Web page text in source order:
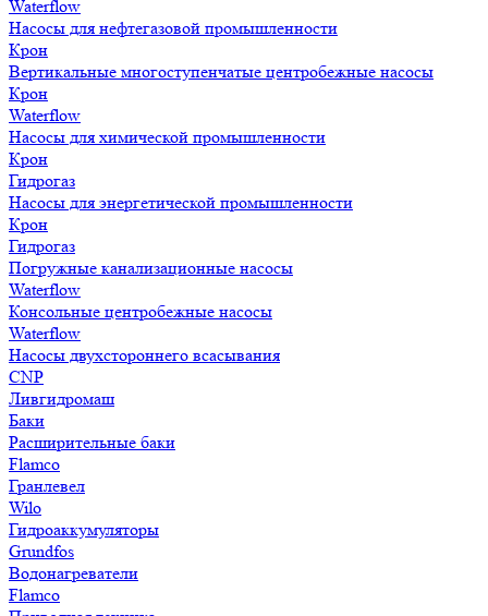
Waterflow
Насосы для нефтегазовой промышленности
Крон
Вертикальные многоступенчатые центробежные насосы
Крон
Waterflow
Насосы для химической промышленности
Крон
Гидрогаз
Насосы для энергетической промышленности
Крон
Гидрогаз
Погружные канализационные насосы
Waterflow
Консольные центробежные насосы
Waterflow
Насосы двухстороннего всасывания
CNP
Ливгидромаш
Баки
Расширительные баки
Flamco
Гранлевел
Wilo
Гидроаккумуляторы
Grundfos
Водонагреватели
Flamco